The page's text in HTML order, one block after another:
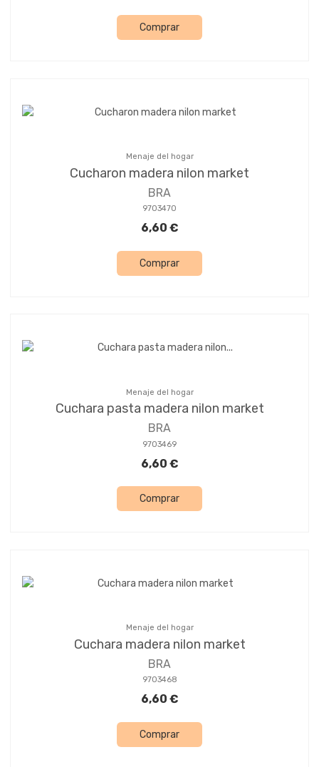
Comprar
Menaje del hogar
Cucharon madera nilon market
BRA
9703470
6,60 €
Comprar
Menaje del hogar
Cuchara pasta madera nilon market
BRA
9703469
6,60 €
Comprar
Menaje del hogar
Cuchara madera nilon market
BRA
9703468
6,60 €
Comprar